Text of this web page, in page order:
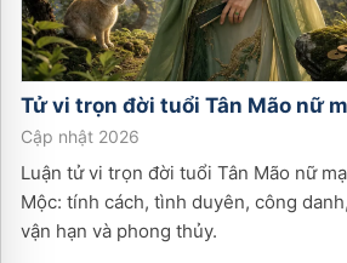
Tử vi trọn đời tuổi Tân Mão nữ
Cập nhật 2026
Luận tử vi trọn đời tuổi Tân Mão nữ
Mộc: tính cách, tình duyên, công
vận hạn và phong thủy.